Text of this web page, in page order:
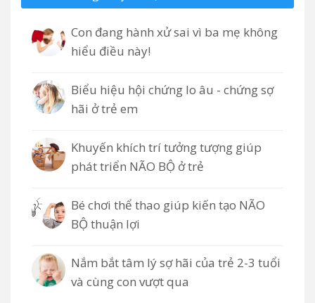
Con đang hành xử sai vì ba mẹ không
hiểu điều này!
Biểu hiệu hội chứng lo âu - chứng sợ
hãi ở trẻ em
Khuyến khích trí tưởng tượng giúp
phát triển NÃO BỘ ở trẻ
Bé chơi thể thao giúp kiến tạo NÃO
BỘ thuận lợi
Nắm bắt tâm lý sợ hãi của trẻ 2-3 tuổi
và cùng con vượt qua